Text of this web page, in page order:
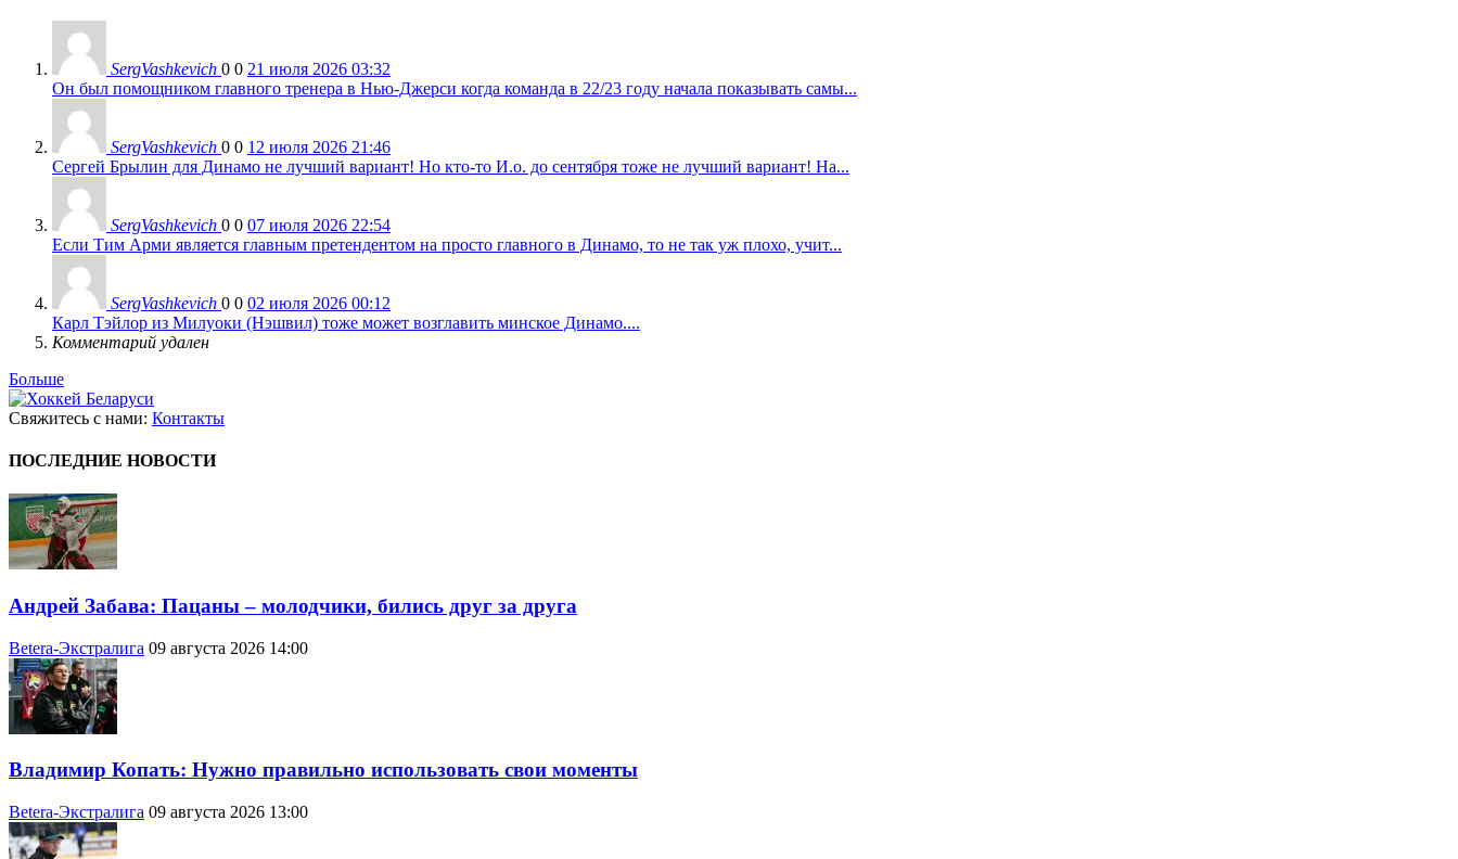
SergVashkevich 0 0 21 июля 2026 03:32
Он был помощником главного тренера в Нью-Джерси когда команда в 22/23 году начала показывать самы...
SergVashkevich 0 0 12 июля 2026 21:46
Сергей Брылин для Динамо не лучший вариант! Но кто-то И.о. до сентября тоже не лучший вариант! На...
SergVashkevich 0 0 07 июля 2026 22:54
Если Тим Арми является главным претендентом на просто главного в Динамо, то не так уж плохо, учит...
SergVashkevich 0 0 02 июля 2026 00:12
Карл Тэйлор из Милуоки (Нэшвил) тоже может возглавить минское Динамо....
Комментарий удален
Больше
Свяжитесь с нами: Контакты
ПОСЛЕДНИЕ НОВОСТИ
Андрей Забава: Пацаны – молодчики, бились друг за друга
Betera-Экстралига 09 августа 2026 14:00
Владимир Копать: Нужно правильно использовать свои моменты
Betera-Экстралига 09 августа 2026 13:00